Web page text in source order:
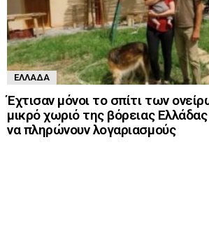
ΕΛΛΆΔΑ
Έχτισαν μόνοι το σπίτι των
μικρό χωριό της βόρειας
να πληρώνουν λογαριασμούς